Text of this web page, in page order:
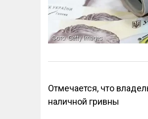
Фото: Getty Images
Отмечается, что
наличной гривны